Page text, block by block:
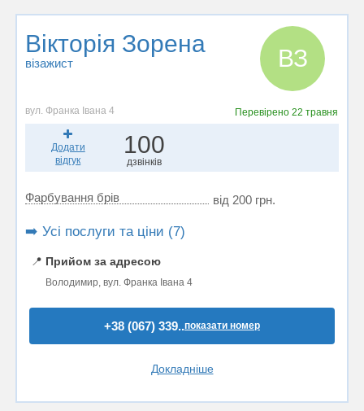
Вікторія Зорена
візажист ВЗ
вул. Франка Івана 4 Перевірено22 травня
Додати
відгук
100
дзвінків
Фарбування брів від 200 грн.
➡️ Усі послуги та ціни (7)
📍 Прийом за адресою
Володимир, вул. Франка Івана 4
+38 (067) 339..показати номер
Докладніше